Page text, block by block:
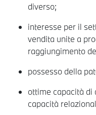
diverso;
interesse per il
vendita unite a
raggiungimento
possesso della
ottime capacità di
capacità